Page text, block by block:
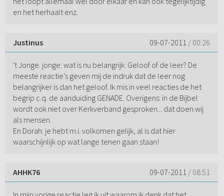
en het herhaalt enz.
Justinus 09-07-2011 / 00:26
't Jonge. jonge: wat is nu belangrijk: Geloof of de leer? De
meeste reactie's geven mij de indruk dat de leer nog
belangrijker is dan het geloof. Ik mis in veel reacties de het
begrip c.q. de aanduiding GENADE. Overigens: in de Bijbel
wordt ook niet over Kerkverband gesproken... dat doen wij
als mensen.
En Dorah: je hebt m.i. volkomen gelijk, al is dat hier
waarschijnlijk op wat lange tenen gaan staan!
AHHK76 09-07-2011 / 08:51